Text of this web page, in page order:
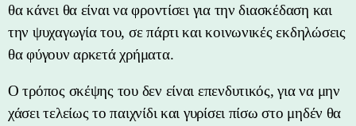
θα κάνει θα είναι να φροντίσει για την διασκέδαση και
την ψυχαγωγία του, σε πάρτι και κοινωνικές εκδηλώσεις
θα φύγουν αρκετά χρήματα.
Ο τρόπος σκέψης του δεν είναι επενδυτικός, για να μην
χάσει τελείως το παιχνίδι και γυρίσει πίσω στο μηδέν θα